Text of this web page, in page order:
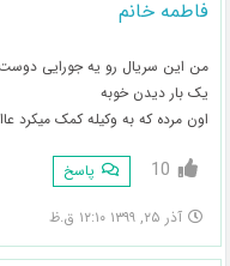
فاطمه خانم
من این سریال رو یه جورایی
یک بار دیدن خوبه
اون مرده که به وکیله کمک میکرد
10 پاسخ
آذر ۲۵, ۱۳۹۹ ۱۲:۱۰ ق.ظ